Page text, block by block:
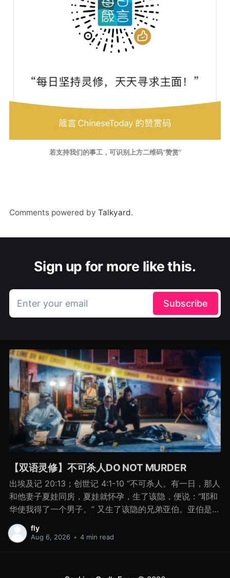
若支持我们的事工，可识别上方二维码“赞赏”
Comments powered by Talkyard.
Sign up for more like this.
Enter your email Subscribe
【双语灵修】不可杀人DO NOT MURDER
出埃及记 20:13；创世记 4:1-10 “不可杀人。有一日，那人
和他妻子夏娃同房，夏娃就怀孕，生了该隐，便说：“耶和
华使我得了一个男子。” 又生了该隐的兄弟亚伯。亚伯是牧
羊的，该隐是种地的。 有一日，该隐拿地里的出产为供物
献给耶和华， 亚伯也将他羊群中头生的和羊的脂油献上。
fly
Aug 6, 2026 • 4 min read